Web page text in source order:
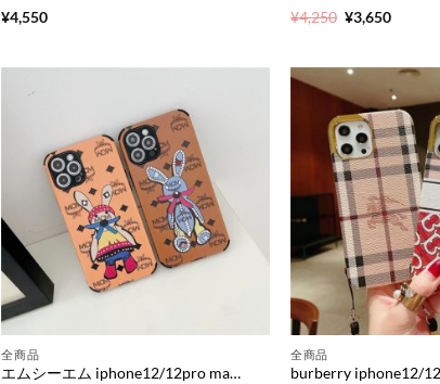
¥4,550
¥4,250 元
は
¥4,250
で
し
た。
¥3,650現
格
は
¥3,650
で
す。
全商品
エムシーエム iphone12/12pro maxケース mcm うさぎ iphone12pro/11/xs maxケース 韓国 キャラクター アイフォン11プロ/10s カバー MCM スマホケース iphonexs iphonese 衝撃 に 強い かわいい
全商品